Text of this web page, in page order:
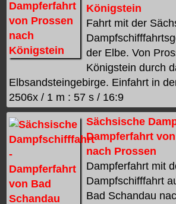
Königstein
Fahrt mit der
der Elbe. Von
Königstein durch
Elbsandsteingebirge. Einfahrt in
2506x / 1 m : 57 s / 16:9
Sächsische
Dampferfahrt
nach Prossen
Dampferfahrt mit
Dampfschifffahrt
Bad Schandau